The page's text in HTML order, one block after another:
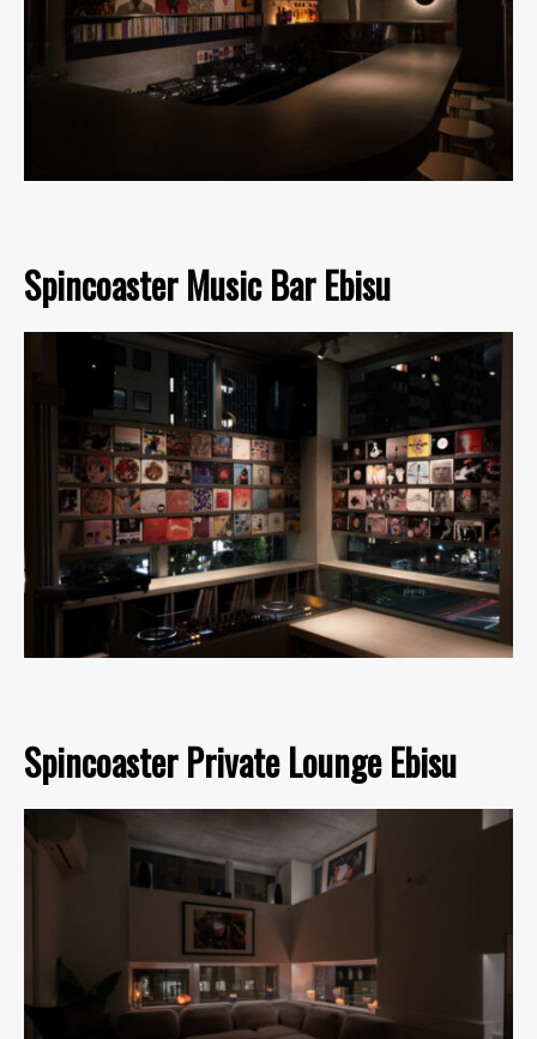
Spincoaster Music Bar Ebisu
Spincoaster Private Lounge Ebisu